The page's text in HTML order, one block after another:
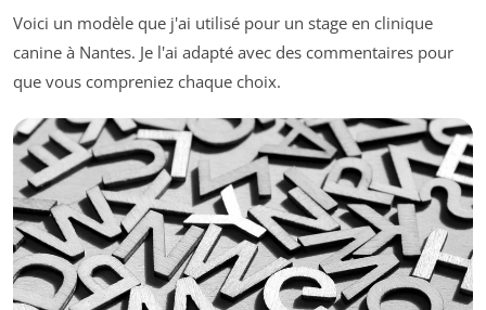
Voici un modèle que j'ai utilisé pour un stage en clinique
canine à Nantes. Je l'ai adapté avec des commentaires pour
que vous compreniez chaque choix.